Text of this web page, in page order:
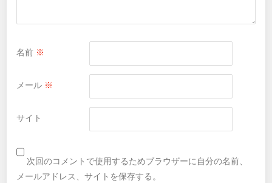
名前 ※
メール ※
サイト
次回のコメントで使用するためブラウザーに自分の名前、
メールアドレス、サイトを保存する。